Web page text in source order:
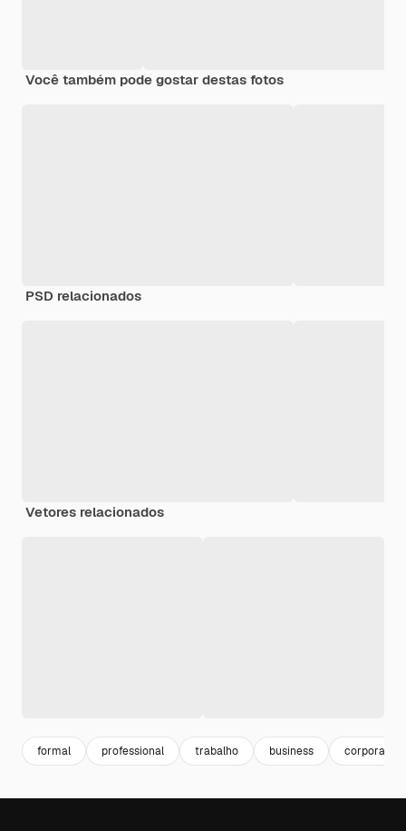
Você também pode gostar destas fotos
PSD relacionados
Vetores relacionados
formal professional trabalho business corporate